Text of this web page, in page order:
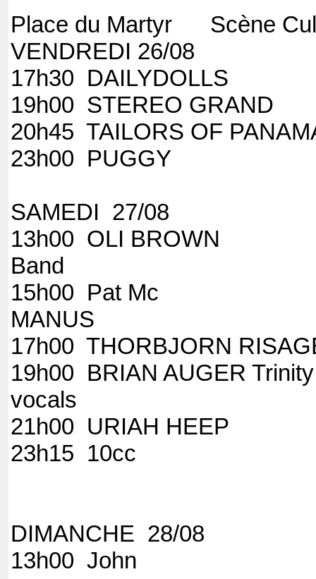
Place du Martyr Scène
17h30
19h00
20h45
23h00
SAMEDI 27/08
13h00 OLI BROWN
15h00 Pat Mc
17h00
19h00 BRIAN AUGER
vocals
21h00
23h15
DIMANCHE 28/08
13h00 John